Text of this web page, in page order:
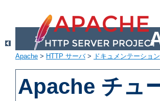
Apache > HTTP サーバ> ドキュメンテーション
Apache チュ